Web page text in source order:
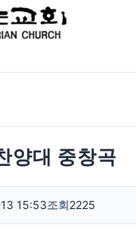
양대 중창곡
15:53조회2225